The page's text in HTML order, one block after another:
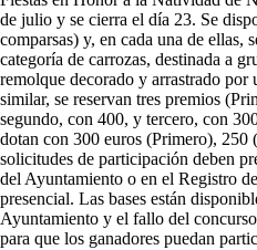
de julio y se cierra el día 23. Se
comparsas) y, en cada una de ellas,
categoría de carrozas, destinada a
remolque decorado y arrastrado
similar, se reservan tres premios
segundo, con 400, y tercero, con
dotan con 300 euros (Primero),
solicitudes de participación deben
del Ayuntamiento o en el Registro
presencial. Las bases están
Ayuntamiento y el fallo del
para que los ganadores puedan